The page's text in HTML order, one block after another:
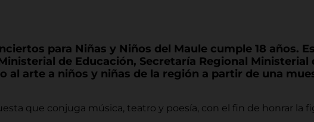
para Niñas y Niños del Maule cumple 18 años.
de Educación, Secretaría Regional
al arte a niños y niñas de la región a partir de una
que conjuga música, teatro y poesía, con el fin de honrar la